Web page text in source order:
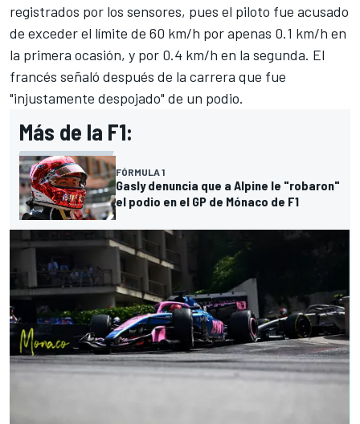
registrados por los sensores, pues el piloto fue acusado
de exceder el límite de 60 km/h por apenas 0.1 km/h en
la primera ocasión, y por 0.4 km/h en la segunda. El
francés señaló después de la carrera que fue
"injustamente despojado" de un podio.
Más de la F1:
FÓRMULA 1
Gasly denuncia que a Alpine le "robaron"
el podio en el GP de Mónaco de F1